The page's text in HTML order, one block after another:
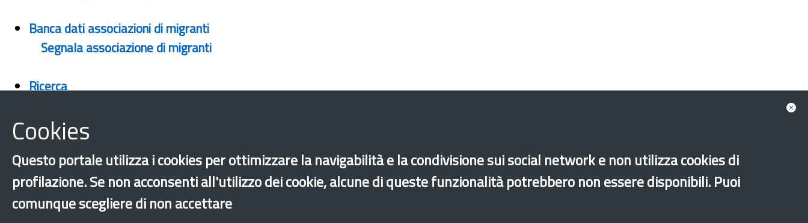
Banca dati associazioni di migranti
Segnala associazione di migranti
Ricerca
Archivio newsletters
Mappa del sito
Legal & Privacy
Contatti
Cookies
Questo portale utilizza i cookies per ottimizzare la navigabilità e la condivisione sui social network e non utilizza cookies di
profilazione. Se non acconsenti all'utilizzo dei cookie, alcune di queste funzionalità potrebbero non essere disponibili. Puoi
comunque scegliere di non accettare